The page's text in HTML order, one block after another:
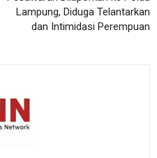
Lampung, Diduga Telantarkan
dan Intimidasi Perempuan